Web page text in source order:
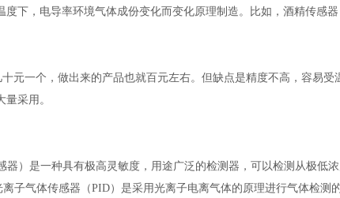
下，电导率环境气体成份变化而变化原理制造。比如，酒精传感
元一个，做出来的产品也就百元左右。但缺点是精度不高，容易
采用。
器）是一种具有极高灵敏度，用途广泛的检测器，可以检测从极低
离子气体传感器（PID）是采用光离子电离气体的原理进行气体检